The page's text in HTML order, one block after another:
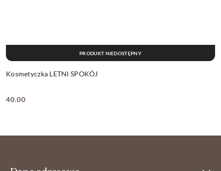
Kosmetyczka LETNI SPOKÓJ
Cena:
40.00
PRODUKT NIEDOSTĘPNY